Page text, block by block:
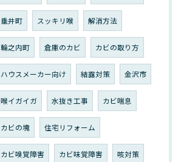
垂井町 スッキリ喉 解消方法
輪之内町 倉庫のカビ カビの取り方
ハウスメーカー向け 結露対策 金沢市
喉イガイガ 水抜き工事 カビ喘息
カビの塊 住宅リフォーム
カビ嗅覚障害 カビ味覚障害 咳対策